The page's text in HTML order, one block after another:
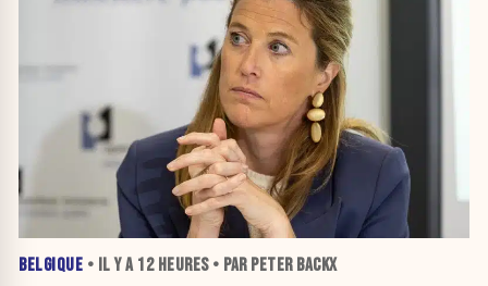
BELGIQUE • IL Y A 12 HEURES• PAR PETER BACKX